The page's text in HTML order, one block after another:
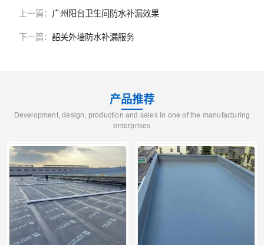
上一篇： 广州阳台卫生间防水补漏效果
下一篇： 韶关外墙防水补漏服务
产品推荐
Development, design, production and sales in one of the manufacturing
enterprises